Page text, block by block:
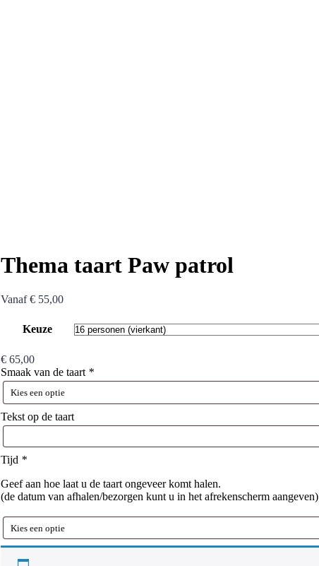
Thema taart Paw patrol
Vanaf€55,00
Keuze
€65,00
Smaak van de taart *
Tekst op de taart
Tijd *
Geef aan hoe laat u de taart ongeveer komt halen.
(de datum van afhalen/bezorgen kunt u in het afrekenscherm aangeven)